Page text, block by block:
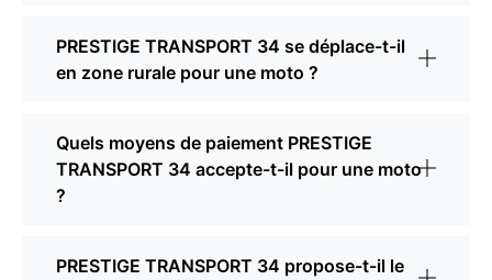
PRESTIGE TRANSPORT 34 se déplace-t-il
en zone rurale pour une moto ?
Quels moyens de paiement PRESTIGE
TRANSPORT 34 accepte-t-il pour une moto
?
PRESTIGE TRANSPORT 34 propose-t-il le